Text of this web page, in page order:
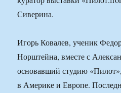
Сиверина.
Игорь Ковалев, ученик
Норштейна, вместе с
основавший студию
в Америке и Европе.